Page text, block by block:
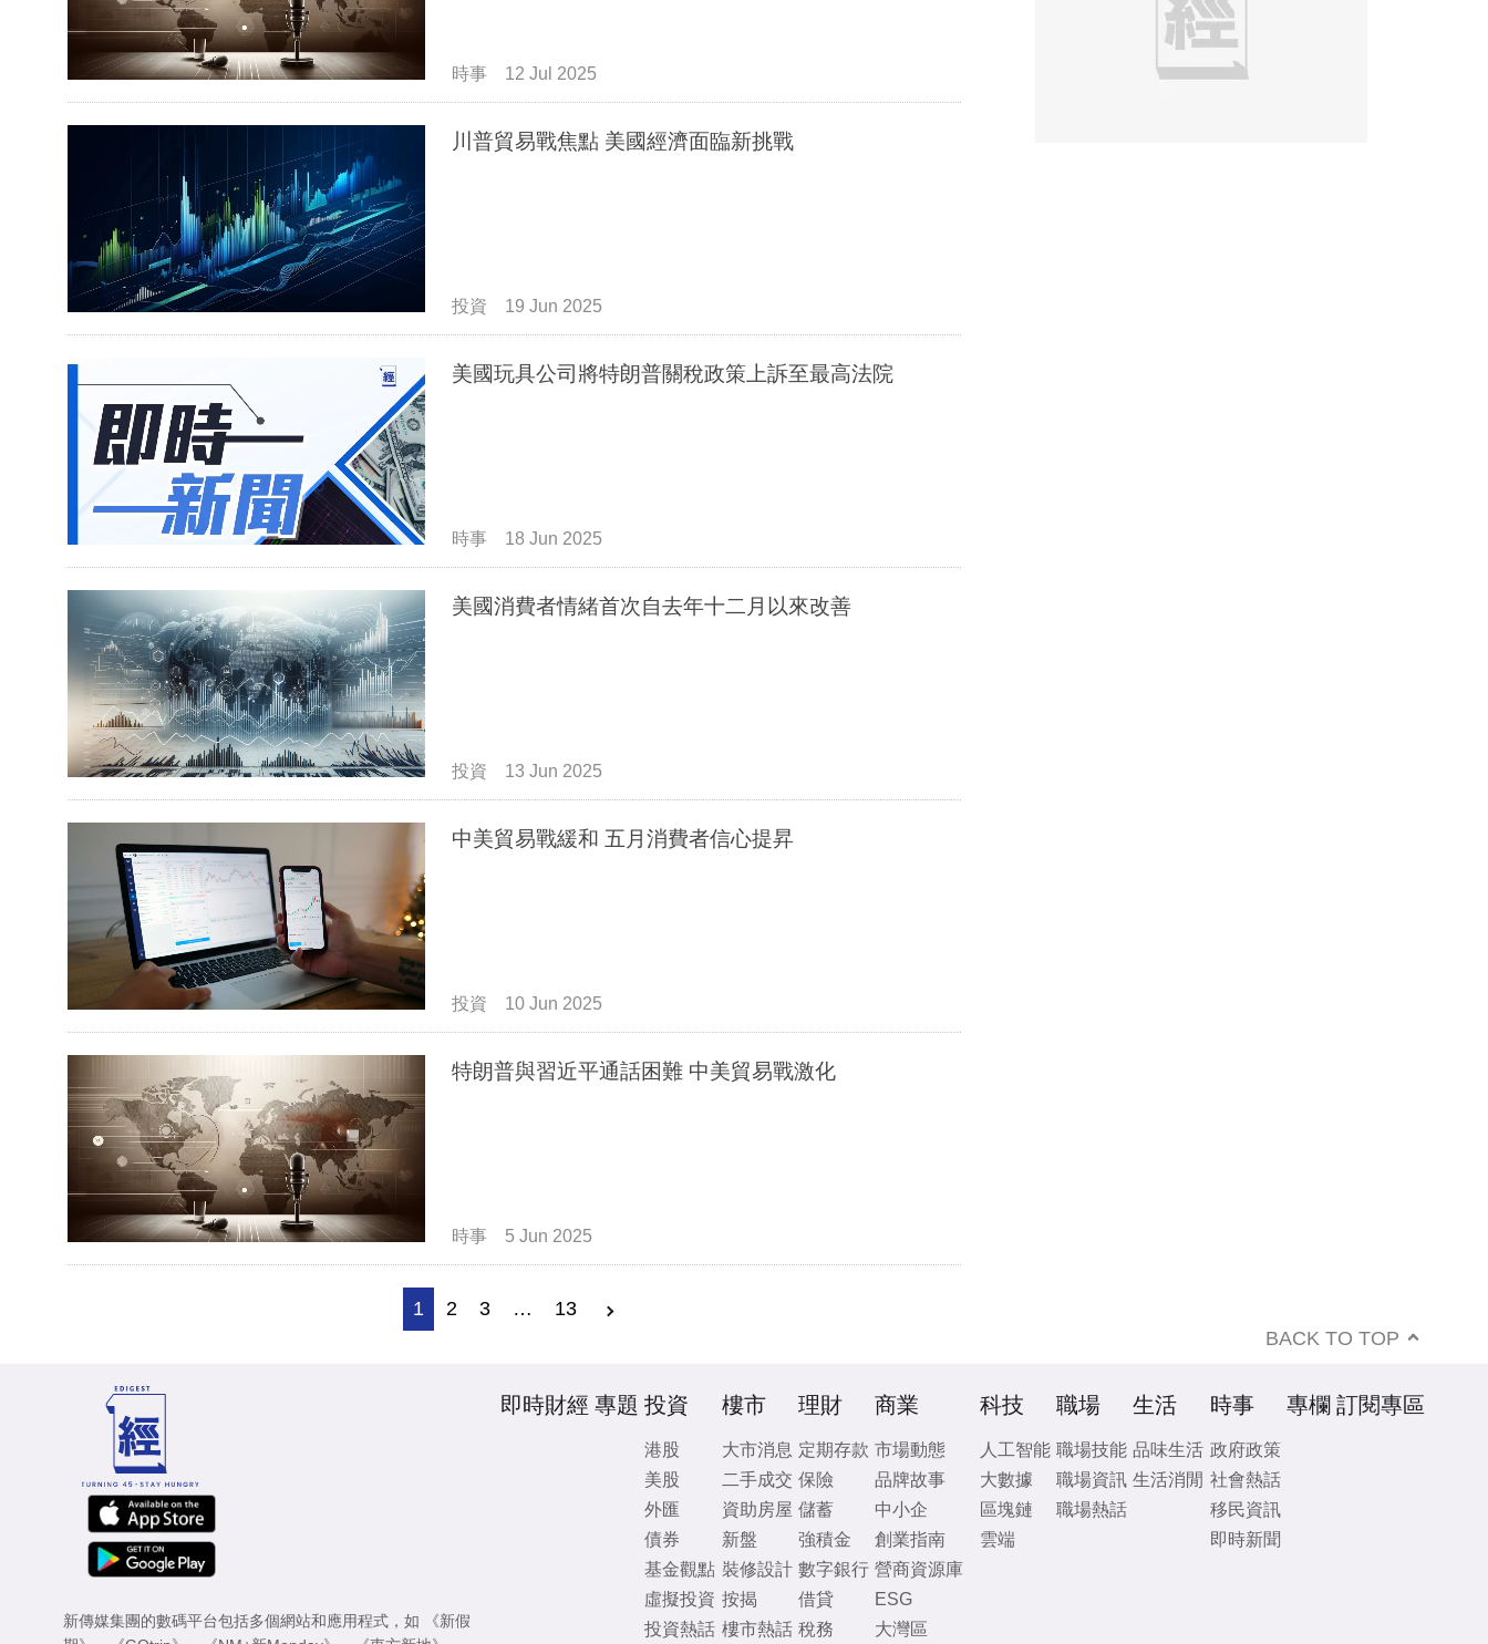
時事 12 Jul 2025
川普貿易戰焦點 美國經濟面臨新挑戰
投資 19 Jun 2025
美國玩具公司將特朗普關稅政策上訴至最高法院
時事 18 Jun 2025
美國消費者情緒首次自去年十二月以來改善
投資 13 Jun 2025
中美貿易戰緩和 五月消費者信心提昇
投資 10 Jun 2025
特朗普與習近平通話困難 中美貿易戰激化
時事 5 Jun 2025
1 2 3 … 13
BACK TO TOP
新傳媒集團的數碼平台包括多個網站和應用程式，如
《新假
即時財經 專題 投資
港股
美股
外匯
債券
基金觀點
虛擬投資
投資熱話
樓市
大市消息
二手成交
資助房屋
新盤
裝修設計
按揭
樓市熱話
理財
定期存款
保險
儲蓄
強積金
數字銀行
借貸
稅務
商業
市場動態
品牌故事
中小企
創業指南
營商資源庫
ESG
大灣區
科技
人工智能
大數據
區塊鏈
雲端
職場
職場技能
職場資訊
職場熱話
生活
品味生活
生活消閒
時事
政府政策
社會熱話
移民資訊
即時新聞
專欄 訂閱專區